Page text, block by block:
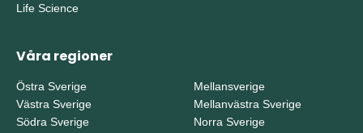
Life Science
Våra regioner
Östra Sverige
Västra Sverige
Södra Sverige
Mellansverige
Mellanvästra Sverige
Norra Sverige